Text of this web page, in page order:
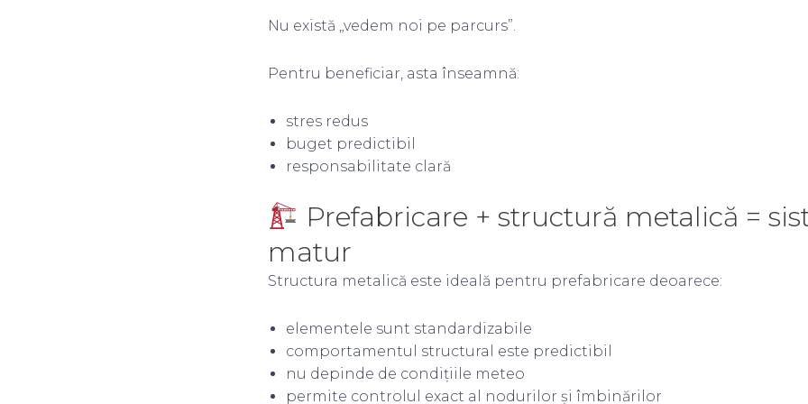
Nu există „vedem noi pe parcurs”.
Pentru beneficiar, asta înseamnă:
stres redus
buget predictibil
responsabilitate clară
Prefabricare + structură metalică =
matur
Structura metalică este ideală pentru prefabricare deoarece:
elementele sunt standardizabile
comportamentul structural este predictibil
nu depinde de condițiile meteo
permite controlul exact al nodurilor și îmbinărilor